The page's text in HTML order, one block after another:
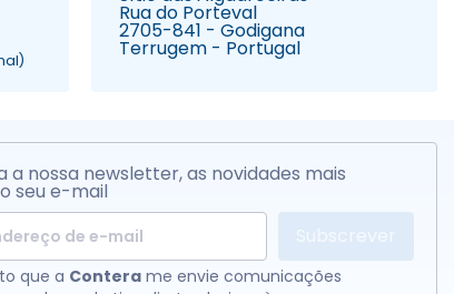
Rua do Porteval
2705-841 - Godigana
Terrugem - Portugal
a nossa newsletter, as novidades mais
seu e-mail
Subscrever
que a Contera me envie comunicações